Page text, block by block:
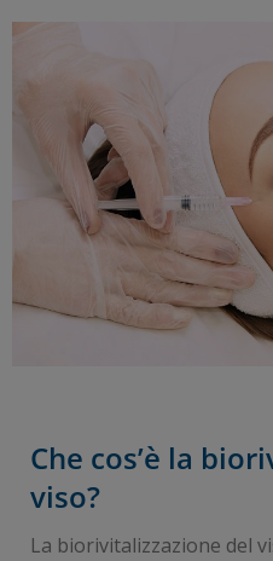
Che cos’è la
viso?
La biorivitalizzazione del